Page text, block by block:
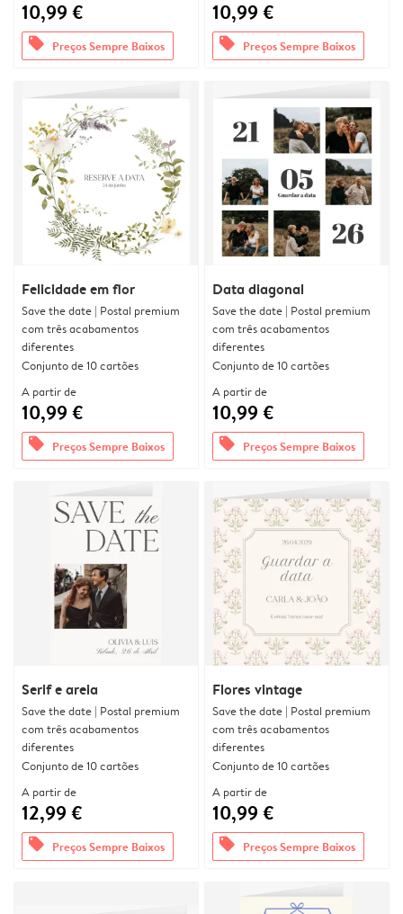
10,99 €
offers Preços Sempre Baixos
10,99 €
offers Preços Sempre Baixos
Felicidade em flor
Save the date | Postal premium
com três acabamentos
diferentes
Conjunto de 10 cartões
A partir de
10,99 €
offers Preços Sempre Baixos
Data diagonal
Save the date | Postal premium
com três acabamentos
diferentes
Conjunto de 10 cartões
A partir de
10,99 €
offers Preços Sempre Baixos
Serif e areia
Save the date | Postal premium
com três acabamentos
diferentes
Conjunto de 10 cartões
A partir de
12,99 €
offers Preços Sempre Baixos
Flores vintage
Save the date | Postal premium
com três acabamentos
diferentes
Conjunto de 10 cartões
A partir de
10,99 €
offers Preços Sempre Baixos